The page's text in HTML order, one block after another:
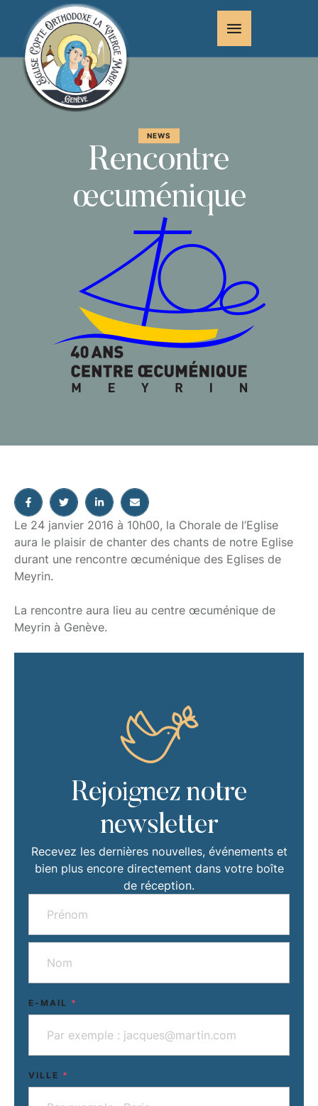
NEWS
Rencontre
œcuménique
Le 24 janvier 2016 à 10h00, la Chorale de l’Eglise
aura le plaisir de chanter des chants de notre Eglise
durant une rencontre œcuménique des Eglises de
Meyrin.
La rencontre aura lieu au centre œcuménique de
Meyrin à Genève.
Rejoignez notre
newsletter
Recevez les dernières nouvelles, événements et
bien plus encore directement dans votre boîte
de réception.
E-MAIL *
VILLE *